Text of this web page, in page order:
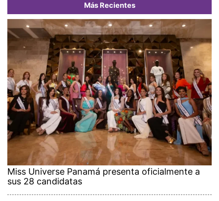
Más Recientes
Miss Universe Panamá presenta oficialmente a
sus 28 candidatas